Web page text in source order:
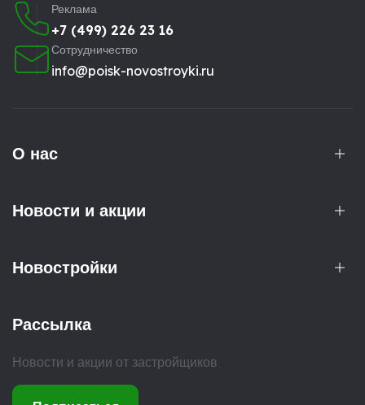
Реклама
+7 (499) 226 23 16
Сотрудничество
info@poisk-novostroyki.ru
О нас
Новости и акции
Новостройки
Рассылка
Новости и акции от застройщиков